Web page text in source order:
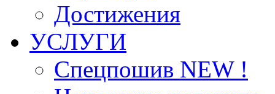
Достижения
УСЛУГИ
Спецпошив NEW !